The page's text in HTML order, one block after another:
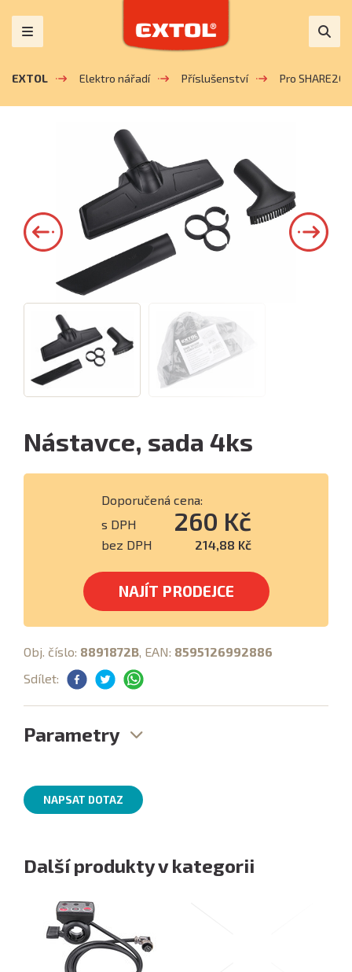
EXTOL Elektro nářadí Příslušenství Pro SHARE20V
Nástavce, sada 4ks
Doporučená cena:
s DPH
260 Kč
bez DPH 214,88 Kč
NAJÍT PRODEJCE
Obj. číslo: 8891872B, EAN: 8595126992886
Sdílet:
Parametry
NAPSAT DOTAZ
Další produkty v kategorii